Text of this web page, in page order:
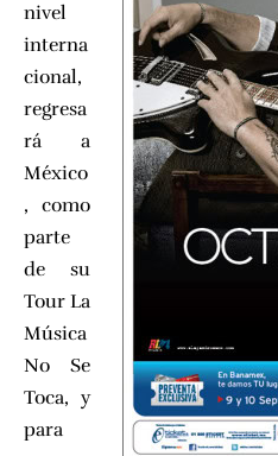
nivel
interna
cional,
regresa
rá a
México
, como
parte
de su
Tour La
Música
No Se
Toca, y
para